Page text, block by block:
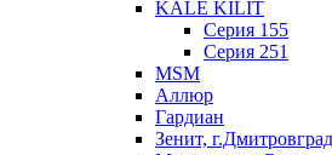
KALE KILIT
Серия 155
Серия 251
MSM
Аллюр
Гардиан
Зенит, г.Дмитровград